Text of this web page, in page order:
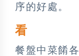
序的好處。
看
餐盤中菜餚